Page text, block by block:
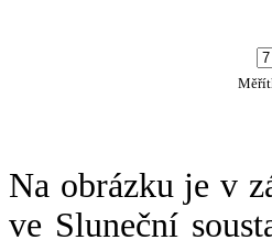
Na obrázku je v
ve Sluneční